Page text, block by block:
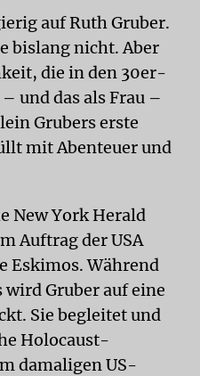
auf Ruth Gruber.
bislang nicht. Aber
die in den 30er-
und das als Frau –
Grubers erste
mit Abenteuer und
New York Herald
Auftrag der USA
Eskimos. Während
Gruber auf eine
Sie begleitet und
Holocaust-
damaligen US-